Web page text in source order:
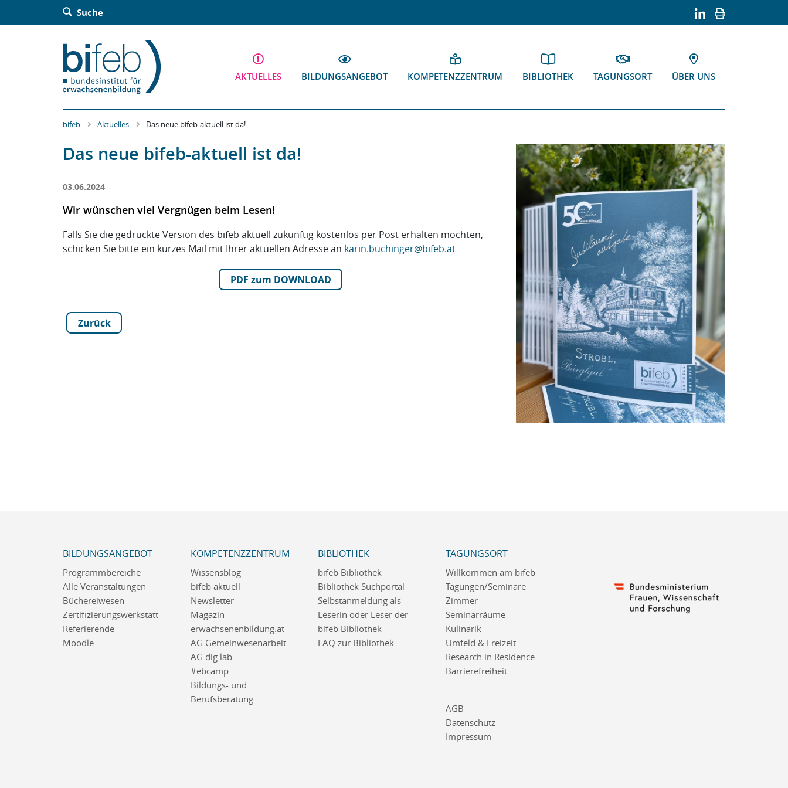
Barrierefreie Bedienung der Webseite:
Zur Navigation springen
Zur Suche springenAccesskey: [Alt+2]
Zum Inhalt springenAccesskey: [Alt+3]
Zur Sitemap springen
Zum Kontakt springen
Suche
AKTUELLES BILDUNGSANGEBOT KOMPETENZZENTRUM BIBLIOTHEK TAGUNGSORT ÜBER UNS
bifeb Aktuelles Das neue bifeb-aktuell ist da!
Das neue bifeb-aktuell ist da!
03.06.2024
Wir wünschen viel Vergnügen beim Lesen!
Falls Sie die gedruckte Version des bifeb aktuell zukünftig kostenlos per Post erhalten möchten,
schicken Sie bitte ein kurzes Mail mit Ihrer aktuellen Adresse an karin.buchinger@bifeb.at
PDF zum DOWNLOAD
Zurück
BILDUNGSANGEBOT
Programmbereiche
Alle Veranstaltungen
Büchereiwesen
Zertifizierungswerkstatt
Referierende
Moodle
KOMPETENZZENTRUM
Wissensblog
bifeb aktuell
Newsletter
Magazin
erwachsenenbildung.at
AG Gemeinwesenarbeit
AG dig.lab
#ebcamp
Bildungs- und
Berufsberatung
BIBLIOTHEK
bifeb Bibliothek
Bibliothek Suchportal
Selbstanmeldung als
Leserin oder Leser der
bifeb Bibliothek
FAQ zur Bibliothek
TAGUNGSORT
Willkommen am bifeb
Tagungen/Seminare
Zimmer
Seminarräume
Kulinarik
Umfeld & Freizeit
Research in Residence
Barrierefreiheit
AGB
Datenschutz
Impressum